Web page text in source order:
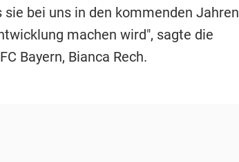
bei uns in den kommenden Jahren
machen wird", sagte die
Bayern, Bianca Rech.